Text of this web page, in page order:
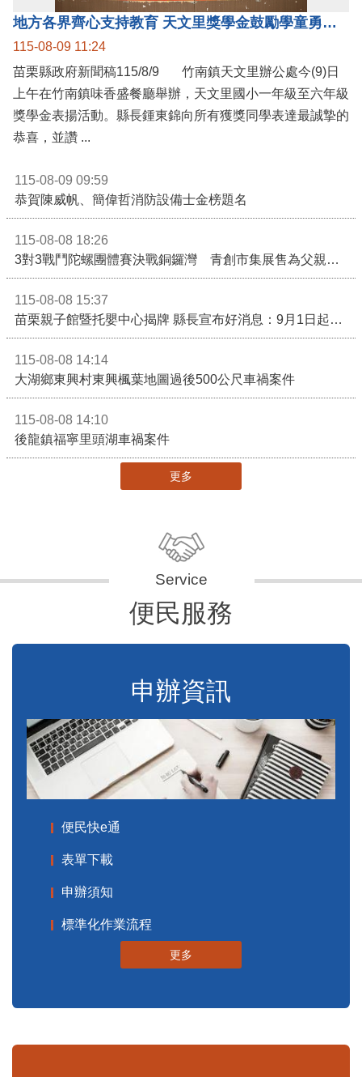
地方各界齊心支持教育 天文里獎學金鼓勵學童勇敢追夢
115-08-09 11:24
苗栗縣政府新聞稿115/8/9 竹南鎮天文里辦公處今(9)日
上午在竹南鎮味香盛餐廳舉辦，天文里國小一年級至六年級
獎學金表揚活動。縣長鍾東錦向所有獲獎同學表達最誠摯的
恭喜，並讚 ...
115-08-09 09:59
恭賀陳威帆、簡偉哲消防設備士金榜題名
115-08-08 18:26
3對3戰鬥陀螺團體賽決戰銅鑼灣 青創市集展售為父親節增添繽紛
115-08-08 15:37
苗栗親子館暨托嬰中心揭牌 縣長宣布好消息：9月1日起調降臨時托嬰費用
115-08-08 14:14
大湖鄉東興村東興楓葉地圖過後500公尺車禍案件
115-08-08 14:10
後龍鎮福寧里頭湖車禍案件
更多
便民服務
申辦資訊
便民快e通
表單下載
申辦須知
標準化作業流程
更多